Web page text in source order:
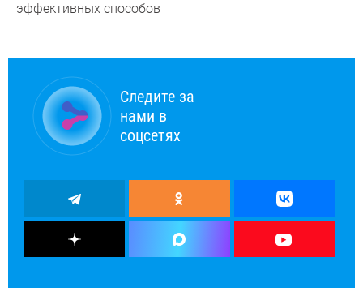
эффективных способов
Следите за
нами в
соцсетях